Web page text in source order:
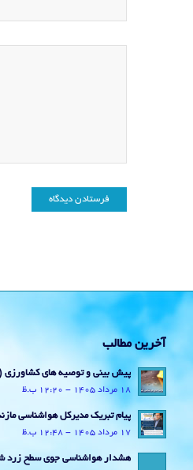
آخرین مطالب
پیش بینی و توصیه های کشاورزی (18 مرداد ۱۴۰۵)
18 مرداد 1405 - 12:20 ب.ظ
پیام تبریک مدیرکل هواشناسی
17 مرداد 1405 - 12:48 ب.ظ
هشدار هواشناسی جوی سطح زرد شماره 15 مورخ 14